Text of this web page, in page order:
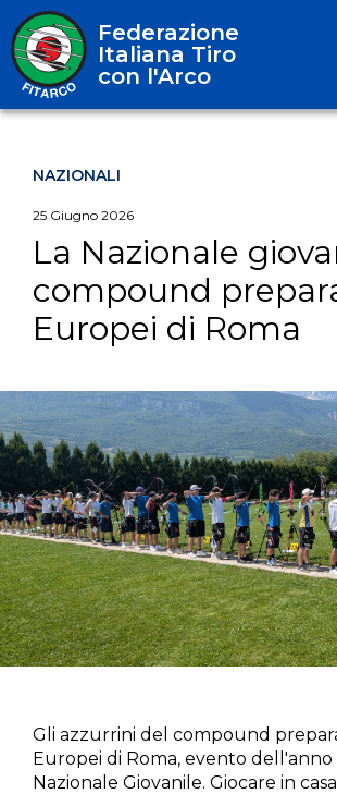
Federazione
Italiana Tiro
con l'Arco
NAZIONALI
25 Giugno 2026
La Nazionale
compound
Europei di Roma
Gli azzurrini del compound
Europei di Roma, evento dell'anno
Nazionale Giovanile. Giocare in